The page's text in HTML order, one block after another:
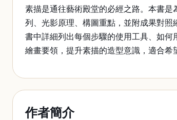
素描是通往藝術殿堂的必經之路。本書
列、光影原理、構圖重點，並附成果對照
書中詳細列出每個步驟的使用工具、如
繪畫要領，提升素描的造型意識，適合希
作者簡介